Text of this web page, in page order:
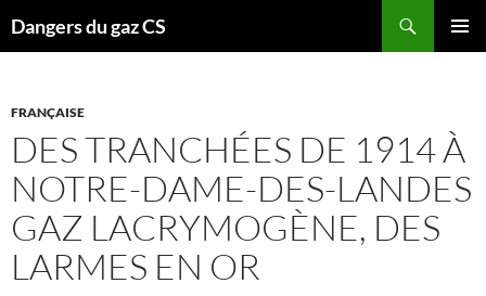
Dangers du gaz CS
FRANÇAISE
DES TRANCHÉES DE 1914 À
NOTRE-DAME-DES-LANDES
GAZ LACRYMOGÈNE, DES
LARMES EN OR